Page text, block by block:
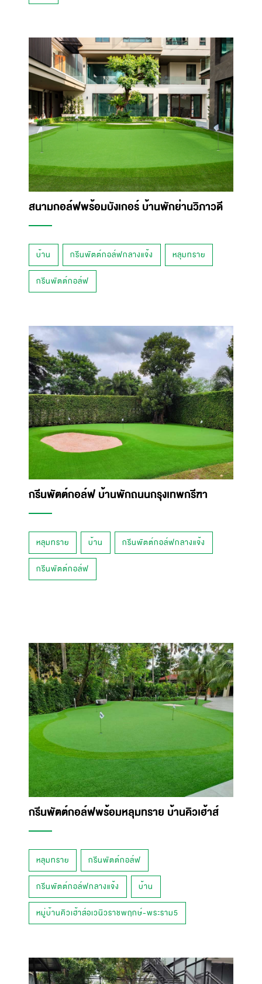
สนามกอล์ฟพร้อมบังเกอร์ บ้านพักย่านวิภาวดี
บ้าน กรีนพัตต์กอล์ฟกลางแจ้ง หลุมทราย
กรีนพัตต์กอล์ฟ
กรีนพัตต์กอล์ฟ บ้านพักถนนกรุงเทพกรีฑา
หลุมทราย บ้าน กรีนพัตต์กอล์ฟกลางแจ้ง
กรีนพัตต์กอล์ฟ
กรีนพัตต์กอล์ฟพร้อมหลุมทราย บ้านคิวเฮ้าส์
หลุมทราย กรีนพัตต์กอล์ฟ
กรีนพัตต์กอล์ฟกลางแจ้ง บ้าน
หมู่บ้านคิวเฮ้าส์อเวนิวราชพฤกษ์-พระราม5